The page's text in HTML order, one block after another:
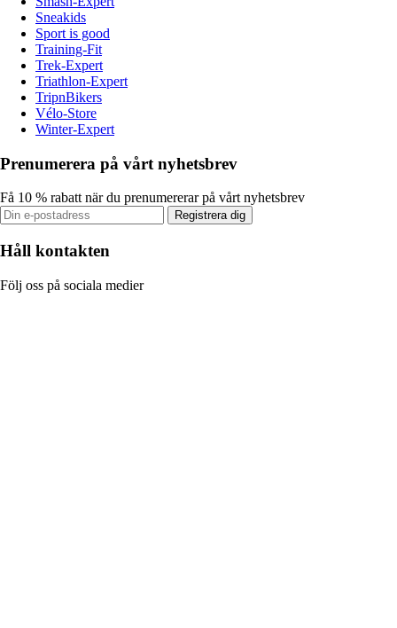
Sneakids
Sport is good
Training-Fit
Trek-Expert
Triathlon-Expert
TripnBikers
Vélo-Store
Winter-Expert
Prenumerera på vårt nyhetsbrev
Få 10 % rabatt när du prenumererar på vårt nyhetsbrev
Registrera dig
Håll kontakten
Följ oss på sociala medier